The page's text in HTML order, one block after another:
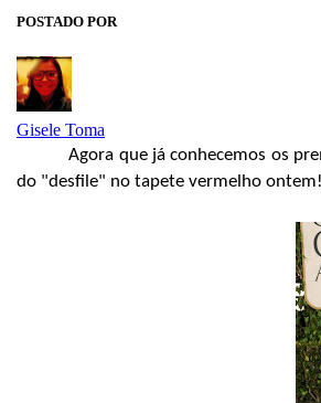
POSTADO POR
Gisele Toma
Agora que já conhecemos os
do "desfile" no tapete vermelho ontem!